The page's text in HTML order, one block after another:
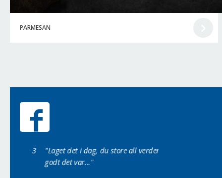
PARMESAN
"Laget det i dag, du store all verden så
godt det var..."